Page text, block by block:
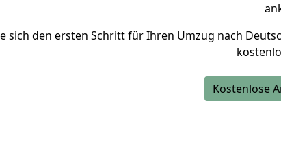
sich den ersten Schritt für Ihren Umzug nach
Kostenlose